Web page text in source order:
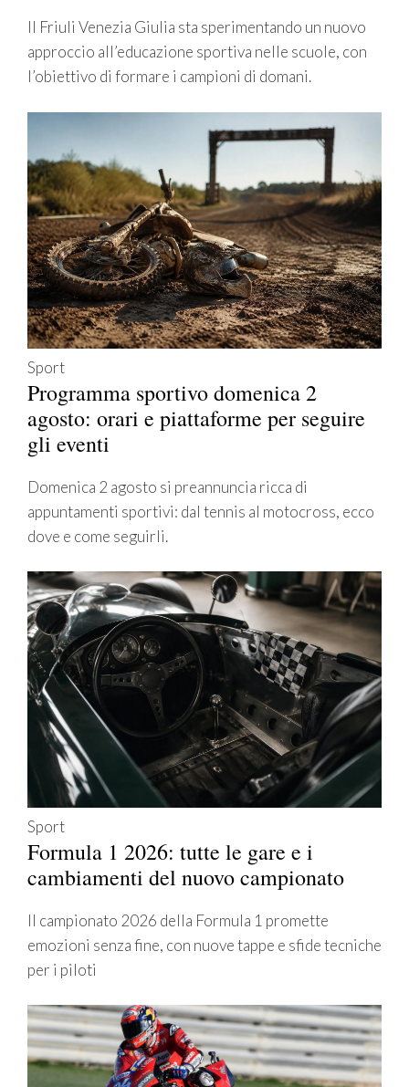
Il Friuli Venezia Giulia sta sperimentando un nuovo
approccio all’educazione sportiva nelle scuole, con
l’obiettivo di formare i campioni di domani.
Sport
Programma sportivo domenica 2
agosto: orari e piattaforme per seguire
gli eventi
Domenica 2 agosto si preannuncia ricca di
appuntamenti sportivi: dal tennis al motocross, ecco
dove e come seguirli.
Sport
Formula 1 2026: tutte le gare e i
cambiamenti del nuovo campionato
Il campionato 2026 della Formula 1 promette
emozioni senza fine, con nuove tappe e sfide tecniche
per i piloti